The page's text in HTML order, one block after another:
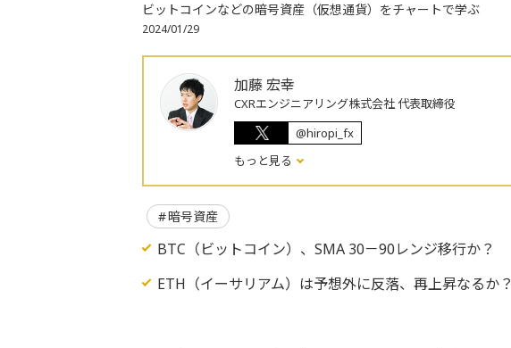
ビットコインなどの暗号資産（仮想通貨）をチャートで学ぶ
2024/01/29
加藤 宏幸
CXRエンジニアリング株式会社 代表取締役
@hiropi_fx
もっと見る
暗号資産
BTC（ビットコイン）、SMA 30－90レンジ移行か？
ETH（イーサリアム）は予想外に反落、再上昇なるか？